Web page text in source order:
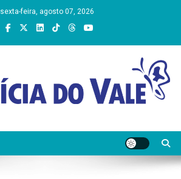
sexta-feira, agosto 07, 2026